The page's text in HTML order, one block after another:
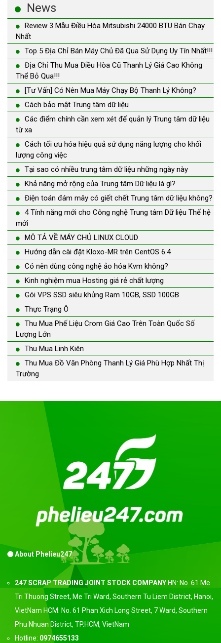
News
Review 3 Mẫu Điều Hòa Mitsubishi 24000 BTU Bán Chạy
Nhất
Top 5 Địa Chỉ Bán Máy Chủ Đã Qua Sử Dụng Uy Tín Nhất!!!
Địa Chỉ Thu Mua Điều Hòa Cũ Thanh Lý Giá Cao Không
Thể Bỏ Qua!!!
[Tư Vấn] Có Nên Mua Máy Chạy Bộ Thanh Lý Không?
Cách bảo mật Trung tâm dữ liệu
Các điểm chính cần xem xét để quản lý Trung tâm dữ liệu
từ xa
Cách tối ưu hóa hiệu quả sử dụng năng lượng cho khối
lượng công việc
Tại sao có nhiều trung tâm dữ liệu những ngày này
Khả năng mở rộng của Trung tâm Dữ liệu là gì?
Điện toán đám mây có giết chết Trung tâm dữ liệu không?
4 Tính năng mới cho Công nghệ Trung tâm Dữ liệu Thế hệ
mới
MÔ TẢ VỀ MÁY CHỦ LINUX CLOUD
Hướng dẫn cài đặt Kloxo-MR trên CentOS 6.4
Có nên dùng công nghệ ảo hóa Kvm không?
Kinh nghiệm mua Hosting giá rẻ chất lượng
Gói VPS SSD siêu khủng Ram 10GB, SSD 100GB
Thực Trạng Ô
Thu Mua Phế Liệu Crom Giá Cao Trên Toàn Quốc Số
Lượng Lớn
Thu Mua Linh Kiên
Thu Mua Đồ Văn Phòng Thanh Lý Giá Phù Hợp Nhất Thị
Trường
About Phelieu247
247 SCRAP TRADING JOINT STOCK COMPANY HN: No. 61 Me
Tri Thuong Street, Me Tri Ward, Southern Tu Liem District, Hanoi,
VietNam HCM: No. 61 Phan Xich Long Street, 7 Ward, Southern
Phu Nhuan District, TP.HCM, VietNam
Hotline: 0974655133